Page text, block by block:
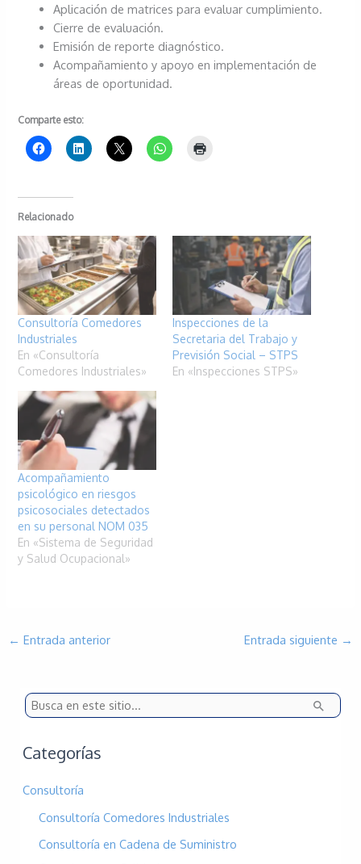
Aplicación de matrices para evaluar cumplimiento.
Cierre de evaluación.
Emisión de reporte diagnóstico.
Acompañamiento y apoyo en implementación de
áreas de oportunidad.
Comparte esto:
Relacionado
Consultoría Comedores
Industriales
En «Consultoría
Comedores Industriales»
Inspecciones de la
Secretaria del Trabajo y
Previsión Social – STPS
En «Inspecciones STPS»
Acompañamiento
psicológico en riesgos
psicosociales detectados
en su personal NOM 035
En «Sistema de Seguridad
y Salud Ocupacional»
← Entrada anterior Entrada siguiente →
B
s
a
Categorías
Consultoría
Consultoría Comedores Industriales
Consultoría en Cadena de Suministro